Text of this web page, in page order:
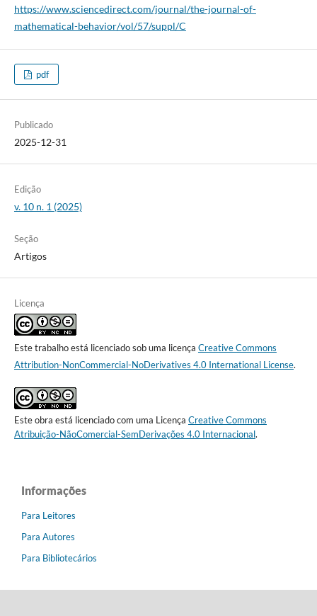
https://www.sciencedirect.com/journal/the-journal-of-
mathematical-behavior/vol/57/suppl/C
pdf
Publicado
2025-12-31
Edição
v. 10 n. 1 (2025)
Seção
Artigos
Licença
Este trabalho está licenciado sob uma licença Creative Commons
Attribution-NonCommercial-NoDerivatives 4.0 International License.
Este obra está licenciado com uma Licença Creative Commons
Atribuição-NãoComercial-SemDerivações 4.0 Internacional.
Informações
Para Leitores
Para Autores
Para Bibliotecários